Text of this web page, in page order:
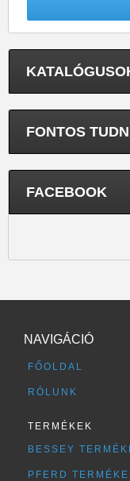
FONTOS
FACEBOOK
NAVIGÁCIÓ
FŐOLDAL
RÓLUNK
TERMÉKEK
BESSEY
PFERD